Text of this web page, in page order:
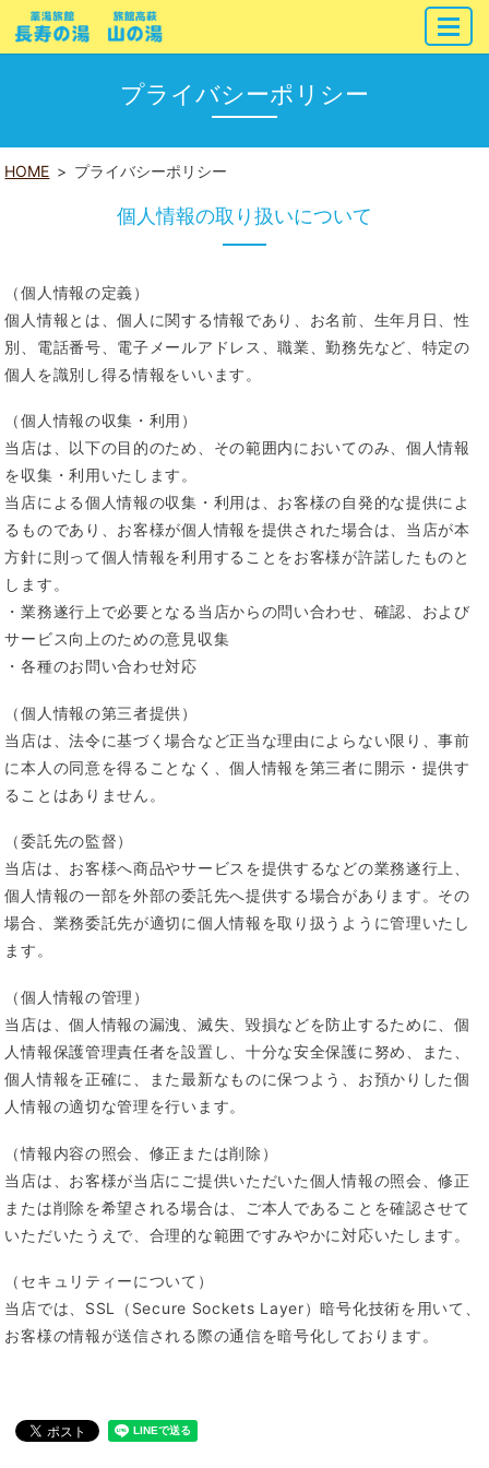
プライバシーポリシー
HOME プライバシーポリシー
個人情報の取り扱いについて
（個人情報の定義）
個人情報とは、個人に関する情報であり、お名前、生年月日、性
別、電話番号、電子メールアドレス、職業、勤務先など、特定の
個人を識別し得る情報をいいます。
（個人情報の収集・利用）
当店は、以下の目的のため、その範囲内においてのみ、個人情報
を収集・利用いたします。
当店による個人情報の収集・利用は、お客様の自発的な提供によ
るものであり、お客様が個人情報を提供された場合は、当店が本
方針に則って個人情報を利用することをお客様が許諾したものと
します。
・業務遂行上で必要となる当店からの問い合わせ、確認、および
サービス向上のための意見収集
・各種のお問い合わせ対応
（個人情報の第三者提供）
当店は、法令に基づく場合など正当な理由によらない限り、事前
に本人の同意を得ることなく、個人情報を第三者に開示・提供す
ることはありません。
（委託先の監督）
当店は、お客様へ商品やサービスを提供するなどの業務遂行上、
個人情報の一部を外部の委託先へ提供する場合があります。その
場合、業務委託先が適切に個人情報を取り扱うように管理いたし
ます。
（個人情報の管理）
当店は、個人情報の漏洩、滅失、毀損などを防止するために、個
人情報保護管理責任者を設置し、十分な安全保護に努め、また、
個人情報を正確に、また最新なものに保つよう、お預かりした個
人情報の適切な管理を行います。
（情報内容の照会、修正または削除）
当店は、お客様が当店にご提供いただいた個人情報の照会、修正
または削除を希望される場合は、ご本人であることを確認させて
いただいたうえで、合理的な範囲ですみやかに対応いたします。
（セキュリティーについて）
当店では、SSL（Secure Sockets Layer）暗号化技術を用いて、
お客様の情報が送信される際の通信を暗号化しております。